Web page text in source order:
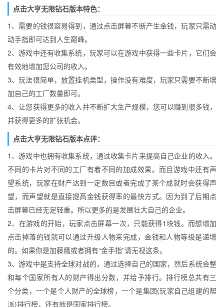
点击大亨无限钻石版本特色：
1、需要的钱很容易得到，通过点击屏幕不断产生金钱，玩家只需动
动手指即可达到人生巅峰。
2、游戏中还有收集系统，玩家可以在游戏中获得一些卡片，它们会
有效地增加您公司的收入。
3、玩法很简单，放置挂机类型，操作没有难度，玩家只需要不断增
加自己的工厂数量即可。
4、让您获得更多的收入并不断扩大生产规模，您可以赚到很多钱，
并获得更多的扩张机会。
点击大亨无限钻石版本点评：
1、游戏中也拥有收集系统，通过收集卡片来提高自己企业的收入。
不同的卡片对不同的工厂有着不同的加成效果。而且游戏中还有声
望系统，玩家在财产达到一定数目或者完成了某个成就时会获得声
望，而声望就是直接提高金钱获得率的最快方式。因为到了后期点
击屏幕已经无足轻重。所以更多的是发展壮大自己的企业。
2、在游戏的开始，玩家点击屏幕一次，只能获得1块钱。而想增加
点击掉落的钱就可以通过升级人物来完成，金钱和人物等级是递增
的。如果你是加藤鹰或者拥有“金手指”请无视这条。
3、游戏中是支持全球对战的，通过选择自己的国家，然后系统会整
和每个国家所有人的财产得出分数，并给予排行。排行榜总共有三
个分类，一个是个人财产的全球榜，一个是集团(玩家自己组建的帮
派)排行榜，还有就是国家排行榜。